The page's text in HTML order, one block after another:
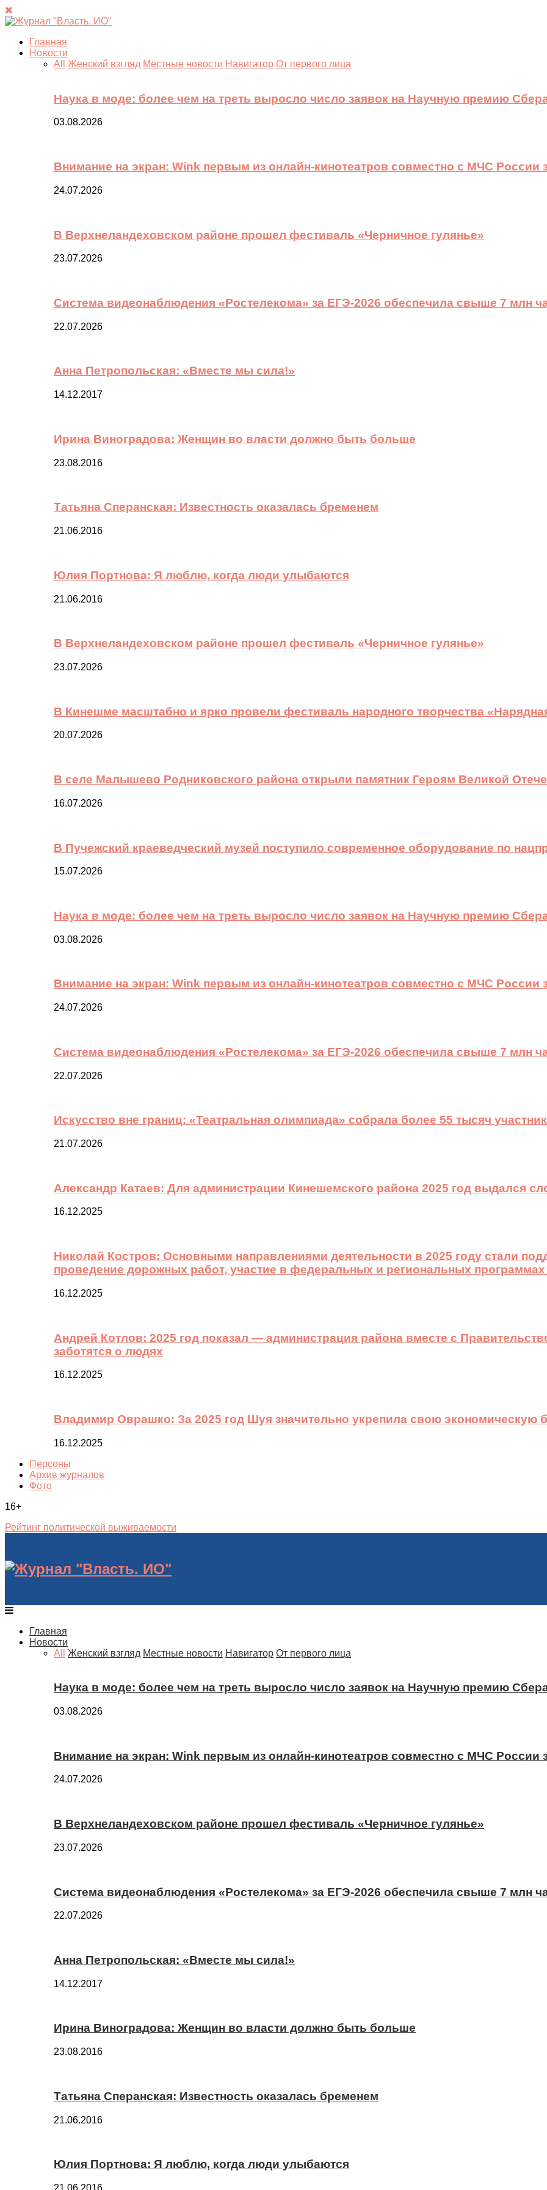
Главная
Новости
All
Женский взгляд Местные новости Навигатор От первого лица
Наука в моде: более чем на треть выросло число заявок на Научную премию
03.08.2026
Внимание на экран: Wink первым из онлайн-кинотеатров совместно с МЧС России
24.07.2026
В Верхнеландеховском районе прошел фестиваль «Черничное гулянье»
23.07.2026
Система видеонаблюдения «Ростелекома» за ЕГЭ-2026 обеспечила свыше 7 млн
22.07.2026
Анна Петропольская: «Вместе мы сила!»
14.12.2017
Ирина Виноградова: Женщин во власти должно быть больше
23.08.2016
Татьяна Сперанская: Известность оказалась бременем
21.06.2016
Юлия Портнова: Я люблю, когда люди улыбаются
21.06.2016
В Верхнеландеховском районе прошел фестиваль «Черничное гулянье»
23.07.2026
В Кинешме масштабно и ярко провели фестиваль народного творчества
20.07.2026
В селе Малышево Родниковского района открыли памятник Героям Великой
16.07.2026
В Пучежский краеведческий музей поступило современное оборудование по
15.07.2026
Наука в моде: более чем на треть выросло число заявок на Научную премию
03.08.2026
Внимание на экран: Wink первым из онлайн-кинотеатров совместно с МЧС России
24.07.2026
Система видеонаблюдения «Ростелекома» за ЕГЭ-2026 обеспечила свыше 7 млн
22.07.2026
Искусство вне границ: «Театральная олимпиада» собрала более 55 тысяч
21.07.2026
Александр Катаев: Для администрации Кинешемского района 2025 год выдался
16.12.2025
Николай Костров: Основными направлениями деятельности в 2025 году стали
проведение дорожных работ, участие в федеральных и региональных программах
16.12.2025
Андрей Котлов: 2025 год показал — администрация района вместе с
заботятся о людях
16.12.2025
Владимир Оврашко: За 2025 год Шуя значительно укрепила свою экономическую
16.12.2025
Персоны
Архив журналов
Фото
16+
Рейтинг политической выживаемости
Главная
Новости
All
Женский взгляд Местные новости Навигатор От первого лица
Наука в моде: более чем на треть выросло число заявок на Научную премию
03.08.2026
Внимание на экран: Wink первым из онлайн-кинотеатров совместно с МЧС России
24.07.2026
В Верхнеландеховском районе прошел фестиваль «Черничное гулянье»
23.07.2026
Система видеонаблюдения «Ростелекома» за ЕГЭ-2026 обеспечила свыше 7 млн
22.07.2026
Анна Петропольская: «Вместе мы сила!»
14.12.2017
Ирина Виноградова: Женщин во власти должно быть больше
23.08.2016
Татьяна Сперанская: Известность оказалась бременем
21.06.2016
Юлия Портнова: Я люблю, когда люди улыбаются
21.06.2016